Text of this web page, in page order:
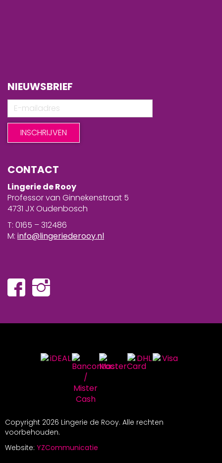
NIEUWSBRIEF
CONTACT
Lingerie de Rooy
Professor van Ginnekenstraat 5
4731 JX Oudenbosch
T: 0165 – 312486
M: info@lingeriederooy.nl
Copyright 2026 Lingerie de Rooy. Alle rechten
voorbehouden.
Website: YZCommunicatie